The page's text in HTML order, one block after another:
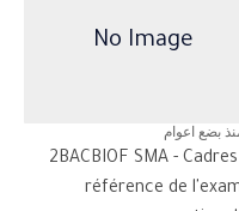
بضع اعوام
2BACBIOF SMA -
référence de